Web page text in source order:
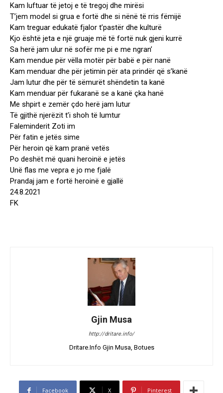
Kam luftuar të jetoj e të tregoj dhe mirësi
T’jem model si grua e fortë dhe si nënë të rris fëmijë
Kam treguar edukatë fjalor t’pastër dhe kulturë
Kjo është jeta e një gruaje më të fortë nuk gjeni kurrë
Sa herë jam ulur në sofër me pi e me ngran’
Kam mendue për vëlla motër për babë e për nanë
Kam menduar dhe për jetimin për ata prindër që s’kanë
Jam lutur dhe për të sëmurët shëndetin ta kanë
Kam menduar për fukaranë se a kanë çka hanë
Me shpirt e zemër çdo herë jam lutur
Të gjithë njerëzit t’i shoh të lumtur
Faleminderit Zoti im
Për fatin e jetës sime
Për heroin që kam pranë vetës
Po deshët më quani heroinë e jetës
Unë flas me vepra e jo me fjalë
Prandaj jam e fortë heroinë e gjallë
24.8.2021
FK
Gjin Musa
http://dritare.info/
Dritare.Info Gjin Musa, Botues
Facebook X Pinterest